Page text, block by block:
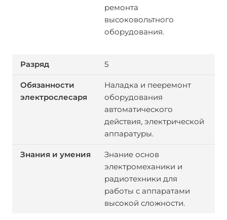
ремонта
высоковольтного
оборудования.
5
Наладка и пееремонт
оборудования
автоматического
действия, электрической
аппаратуры.
Знание основ
электромеханики и
радиотехники для
работы с аппаратами
высокой сложности.